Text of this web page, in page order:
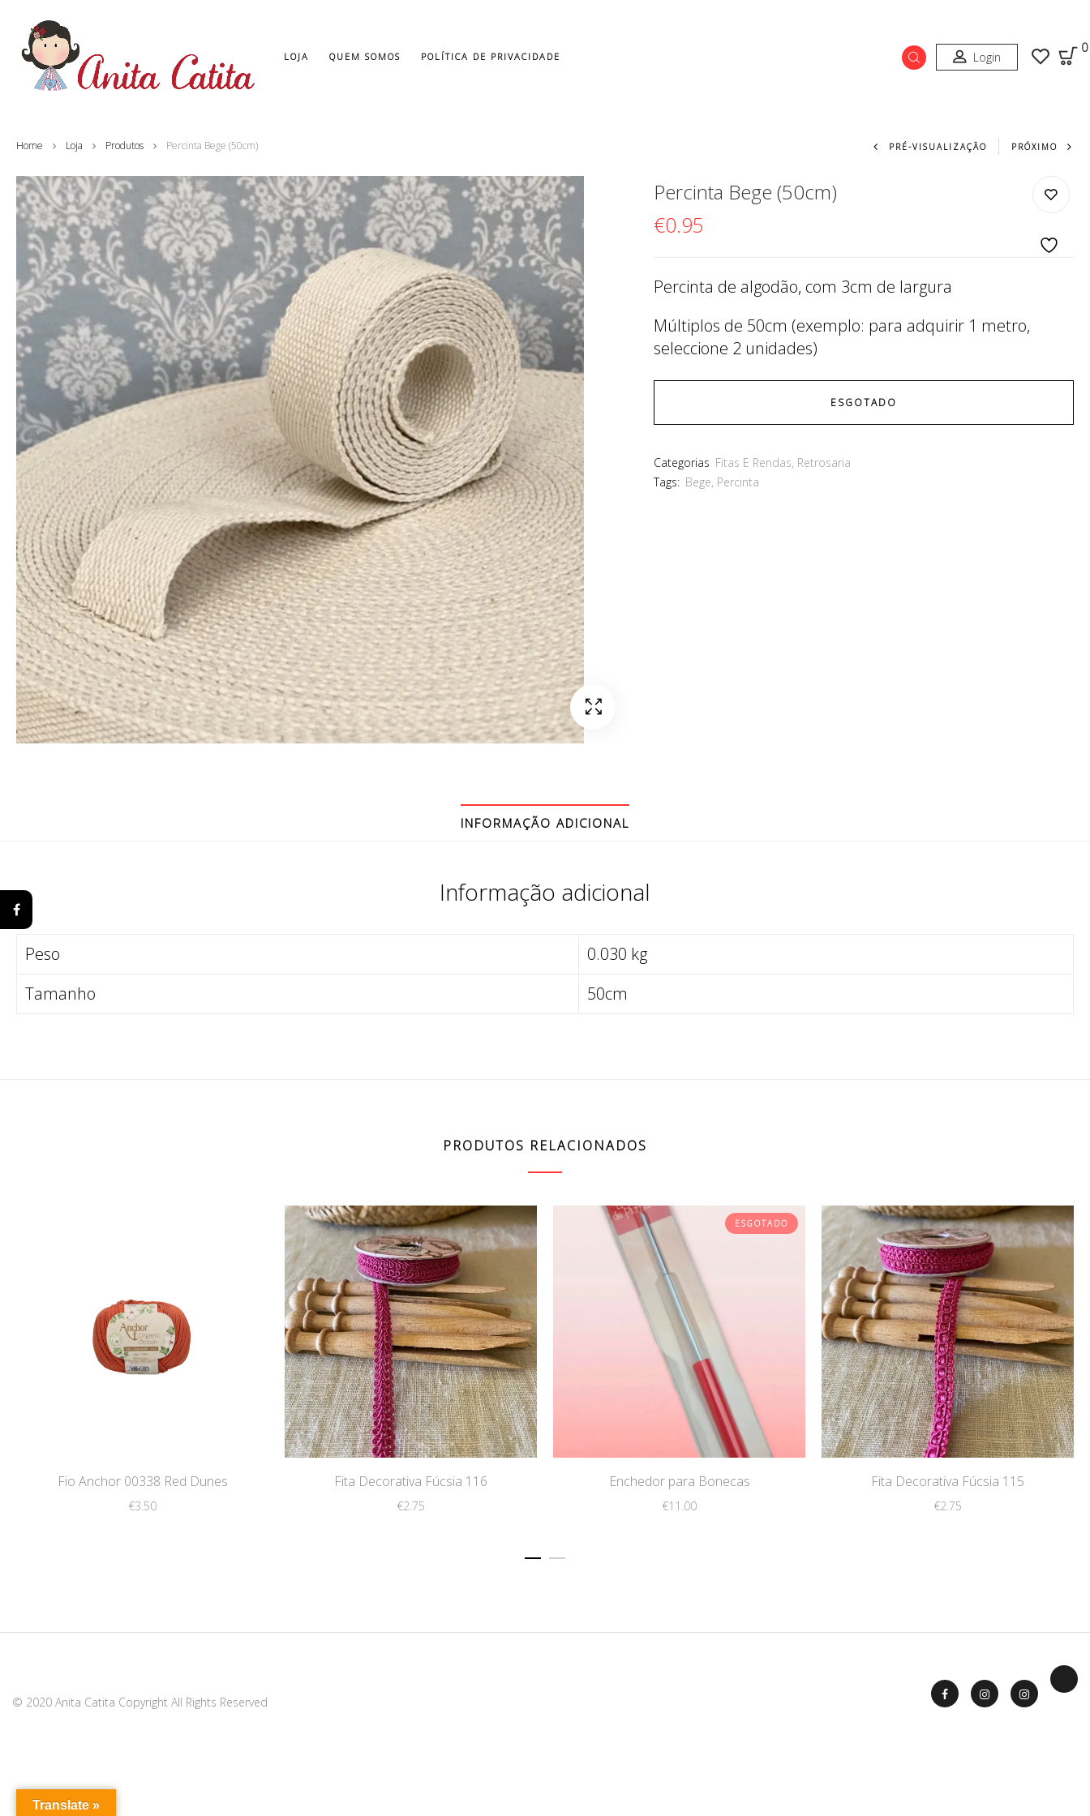
LOJA QUEM SOMOS POLÍTICA DE PRIVACIDADE Login
0
Home Loja Produtos Percinta Bege (50cm) Navegação do
PRÉ-VISUALIZAÇÃO PRÓXIMO
Percinta Bege (50cm)
€0.95
Percinta de algodão, com 3cm de largura
Múltiplos de 50cm (exemplo: para adquirir 1 metro,
seleccione 2 unidades)
ESGOTADO
Categorias Fitas E Rendas, Retrosaria
Tags: Bege, Percinta
INFORMAÇÃO ADICIONAL
Informação adicional
Peso
0.030 kg
Tamanho
50cm
PRODUTOS RELACIONADOS
Fio Anchor 00338 Red Dunes
€3.50
Fita Decorativa Fúcsia 116
€2.75
ESGOTADO
Enchedor para Bonecas
€11.00
Fita Decorativa Fúcsia 115
€2.75
© 2020 Anita Catita Copyright All Rights Reserved
Translate »